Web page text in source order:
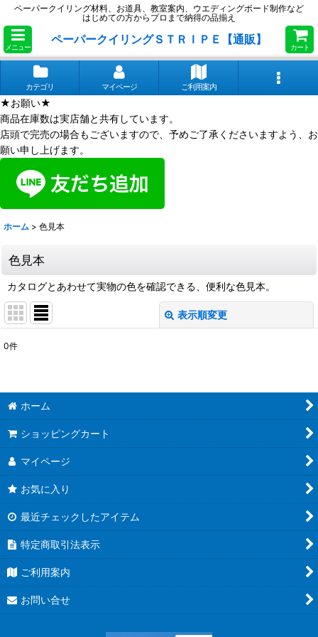
ペーパークイリング材料、お道具、教室案内、ウエディングボード制作など
はじめての方からプロまで納得の品揃え
メニュー
ペーパークイリングＳＴＲＩＰＥ【通販】
カート
カテゴリ マイページ ご利用案内
★お願い★
商品在庫数は実店舗と共有しています。
店頭で完売の場合もございますので、予めご了承くださいますよう、お
願い申し上げます。
ホーム > 色見本
色見本
カタログとあわせて実物の色を確認できる、便利な色見本。
表示順変更
並び順:
0件
ホーム
ショッピングカート
マイページ
お気に入り
最近チェックしたアイテム
特定商取引法表示
ご利用案内
お問い合せ